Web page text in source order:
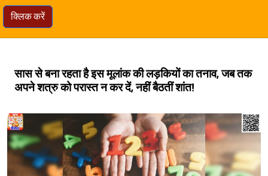
क्लिक करें
सास से बना रहता है इस मूलांक की लड़कियों का तनाव, जब तक
अपने शत्रु को परास्त न कर दें, नहीं बैठतीं शांत!